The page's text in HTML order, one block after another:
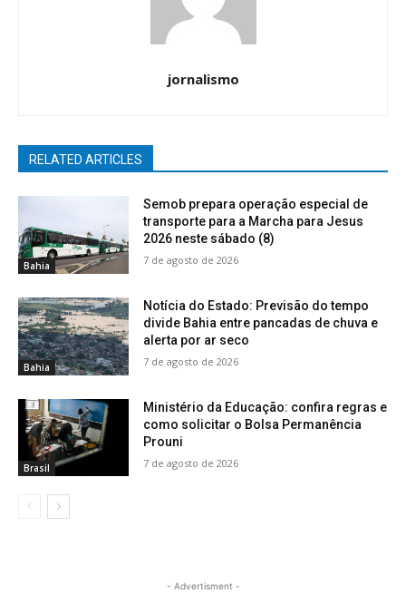
jornalismo
RELATED ARTICLES
Bahia
Semob prepara operação especial de
transporte para a Marcha para Jesus
2026 neste sábado (8)
7 de agosto de 2026
Bahia
Notícia do Estado: Previsão do tempo
divide Bahia entre pancadas de chuva e
alerta por ar seco
7 de agosto de 2026
Brasil
Ministério da Educação: confira regras e
como solicitar o Bolsa Permanência
Prouni
7 de agosto de 2026
- Advertisment -